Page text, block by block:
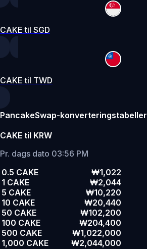
CAKE til SGD
CAKE til TWD
PancakeSwap-konverteringstabeller
CAKE til KRW
Pr. dags dato 03:56 PM
0.5 CAKE
₩1,022
1 CAKE
₩2,044
5 CAKE
₩10,220
10 CAKE
₩20,440
50 CAKE
₩102,200
100 CAKE
₩204,400
500 CAKE
₩1,022,000
1,000 CAKE
₩2,044,000